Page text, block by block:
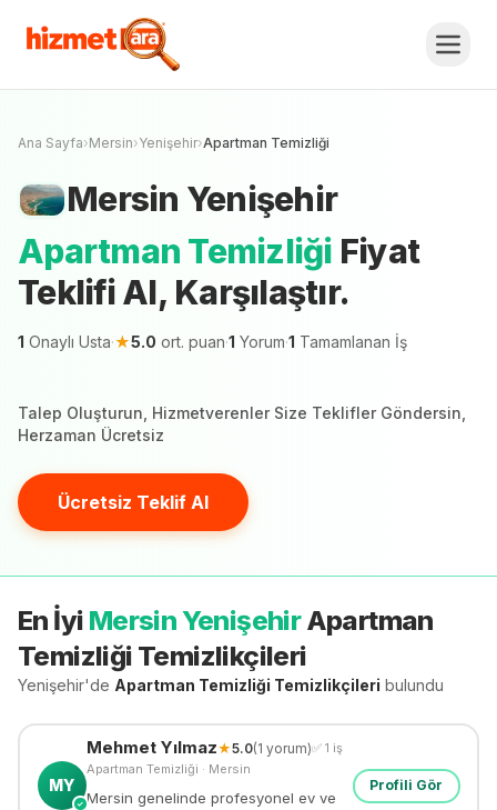
Apartman Temizliği
Teklifi Al, Karşılaştır.
Ücretsiz Teklif Al
Ana Sayfa›Mersin›Yenişehir›Apartman Temizliği
Mersin Yenişehir
Apartman Temizliği Fiyat
Teklifi Al, Karşılaştır.
1 Onaylı Usta·★5.0 ort. puan·1 Yorum·1 Tamamlanan İş
Talep Oluşturun, Hizmetverenler Size Teklifler Göndersin,
Herzaman Ücretsiz
Ücretsiz Teklif Al
En İyi Mersin YenişehirApartman
Temizliği Temizlikçileri
Yenişehir'de Apartman Temizliği Temizlikçileri bulundu
MY
✓
Mehmet Yılmaz★5.0(1 yorum)✅ 1 iş
Apartman Temizliği · Mersin
Mersin genelinde profesyonel ev ve
Profili Gör